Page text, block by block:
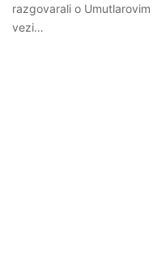
razgovarali o
vezi…